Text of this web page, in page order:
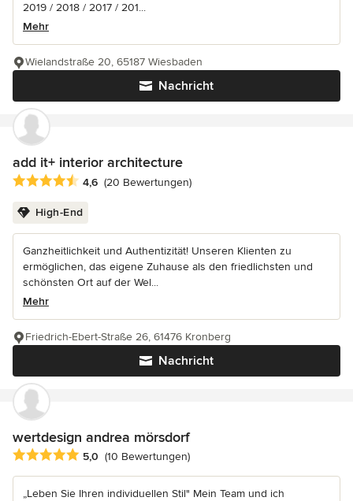
2019 / 2018 / 2017 / 201...
Mehr
Nachricht
Wielandstraße 20, 65187 Wiesbaden
add it+ interior architecture
Durchschnittliche Bewertung: 4.6 von 5 Sternen
4,6 (20 Bewertungen)
High-End
Ganzheitlichkeit und Authentizität! Unseren Klienten zu
ermöglichen, das eigene Zuhause als den friedlichsten und
schönsten Ort auf der Wel...
Mehr
Nachricht
Friedrich-Ebert-Straße 26, 61476 Kronberg
wertdesign andrea mörsdorf
Durchschnittliche Bewertung: 5 von 5 Sternen
5,0 (10 Bewertungen)
„Leben Sie Ihren individuellen Stil" Mein Team und ich